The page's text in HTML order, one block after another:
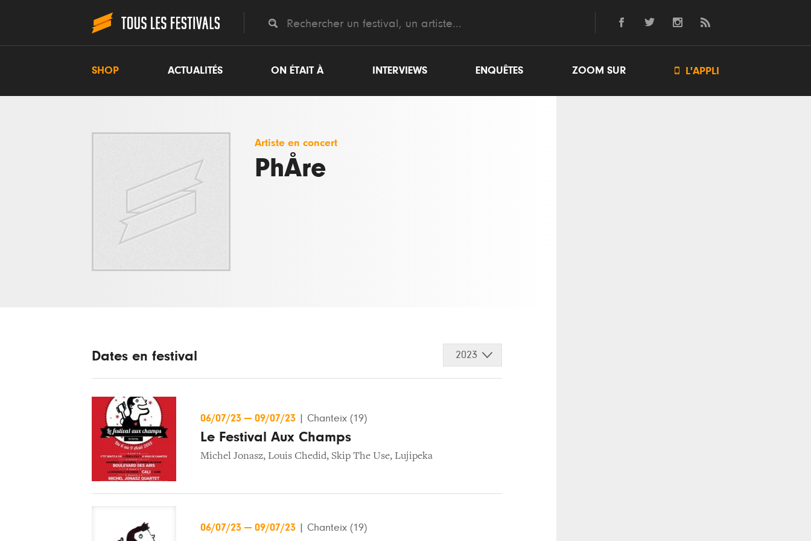
SHOP ACTUALITÉS ON ÉTAIT À INTERVIEWS ENQUÊTES ZOOM SUR  L'APPLI
Artiste en concert
PhÅre
Dates en festival 2023
06/07/23 — 09/07/23 Chanteix (19)
Le Festival Aux Champs
Michel Jonasz, Louis Chedid, Skip The Use, Lujipeka
06/07/23 — 09/07/23 Chanteix (19)